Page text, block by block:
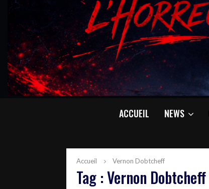
ACCUEIL NEWS
Accueil Vernon Dobtcheff
Tag : Vernon Dobtcheff